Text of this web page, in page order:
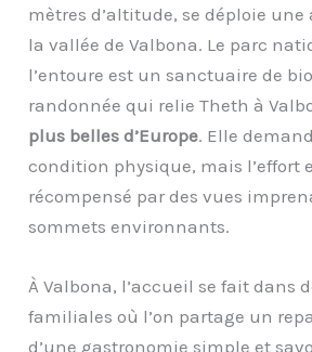
mètres d’altitude, se déploie
la vallée de Valbona. Le parc
l’entoure est un sanctuaire de
randonnée qui relie Theth à
plus belles d’Europe. Elle
condition physique, mais l’effort
récompensé par des vues
sommets environnants.
À Valbona, l’accueil se fait dans
familiales où l’on partage un
d’une gastronomie simple et